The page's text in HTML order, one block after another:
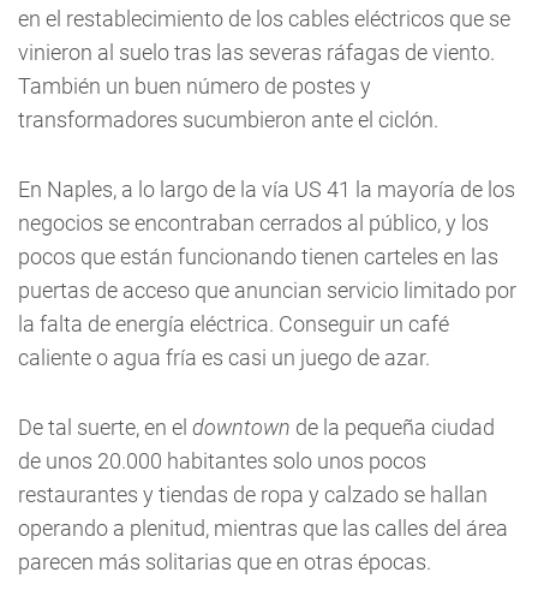
en el restablecimiento de los cables eléctricos que se
vinieron al suelo tras las severas ráfagas de viento.
También un buen número de postes y
transformadores sucumbieron ante el ciclón.
En Naples, a lo largo de la vía US 41 la mayoría de los
negocios se encontraban cerrados al público, y los
pocos que están funcionando tienen carteles en las
puertas de acceso que anuncian servicio limitado por
la falta de energía eléctrica. Conseguir un café
caliente o agua fría es casi un juego de azar.
De tal suerte, en el downtown de la pequeña ciudad
de unos 20.000 habitantes solo unos pocos
restaurantes y tiendas de ropa y calzado se hallan
operando a plenitud, mientras que las calles del área
parecen más solitarias que en otras épocas.